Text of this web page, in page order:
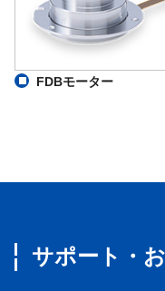
FDBモーター
サポート・